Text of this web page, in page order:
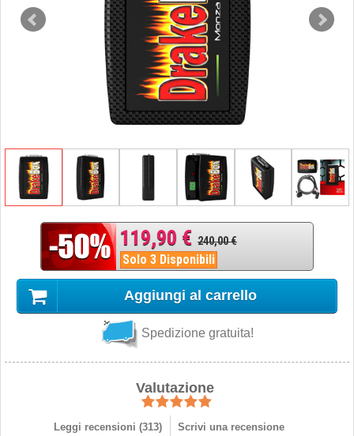
119,90 € 240,00 €
Solo 3 Disponibili
Aggiungi al carrello
Spedizione gratuita!
Valutazione
Leggi recensioni (313) Scrivi una recensione